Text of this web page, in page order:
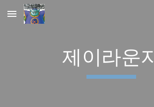
Skip to main content
제이라운지